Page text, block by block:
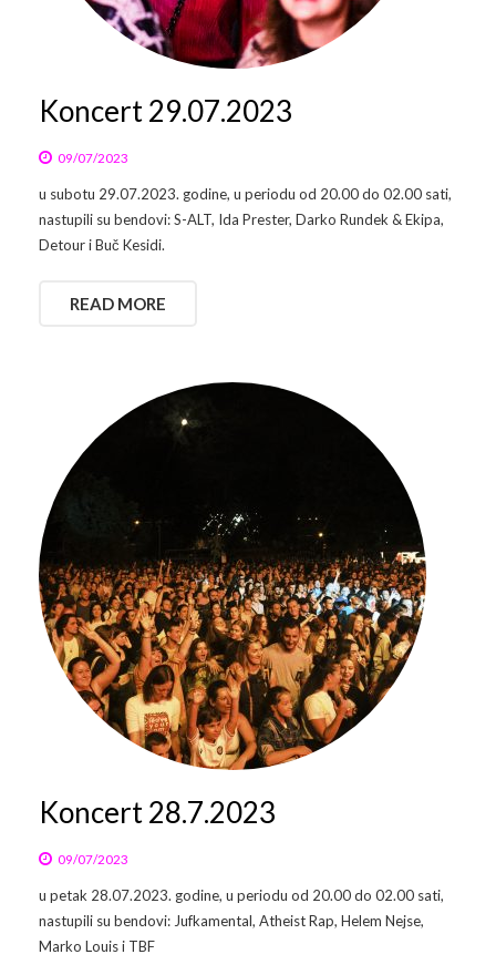
Video 2014
Video 2015
Video 2016
Galerija 2013
Galerija 2014
Galerija 2015
Galerija 2018
Galerija 2019
Galerija 2022
Galerija 2023
Galerija 2024
Galerija 2025
Koncert 29.07.2023
09/07/2023
u subotu 29.07.2023. godine, u periodu od 20.00 do 02.00 sati,
nastupili su bendovi: S-ALT, Ida Prester, Darko Rundek & Ekipa,
Detour i Buč Kesidi.
READ MORE
Koncert 28.7.2023
09/07/2023
u petak 28.07.2023. godine, u periodu od 20.00 do 02.00 sati,
nastupili su bendovi: Jufkamental, Atheist Rap, Helem Nejse,
Marko Louis i TBF